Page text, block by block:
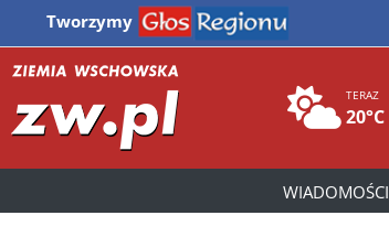
Tworzymy
TERAZ
20°C
WIADOMOŚCI